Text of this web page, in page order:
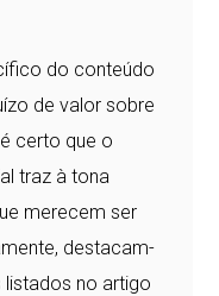
do conteúdo
de valor sobre
certo que o
traz à tona
merecem ser
destacam-
listados no artigo